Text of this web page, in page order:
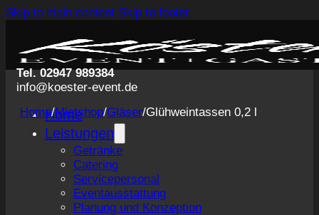
Skip to main content Skip to footer
Tel. 02947 989384
info@koester-event.de
Home
Leistungen
Getränke
Catering
Servicepersonal
Eventausstattung
Planung und Konzeption
Home/Mietshop/Gläser/Glühweintassen 0,2 l